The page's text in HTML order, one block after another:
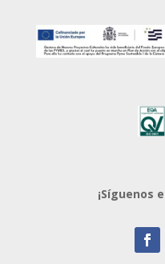
¡Síguenos